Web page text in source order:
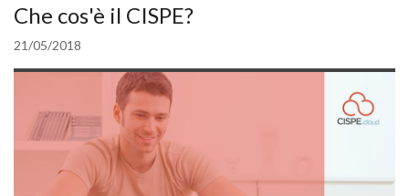
Che cos'è il CISPE?
21/05/2018